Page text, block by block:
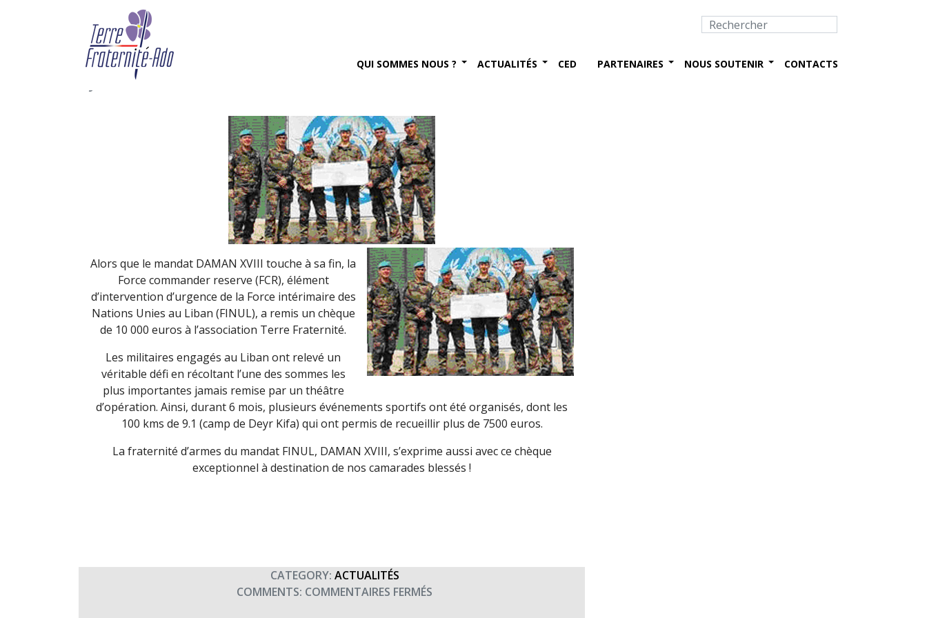
QUI SOMMES NOUS ? ACTUALITÉS CED PARTENAIRES NOUS SOUTENIR CONTACTS
Merci infiniment au mandat DAMAN XVIII pour
son précieux soutien
By Adveris,
Alors que le mandat DAMAN XVIII touche à sa fin, la
Force commander reserve (FCR), élément
d’intervention d’urgence de la Force intérimaire des
Nations Unies au Liban (FINUL), a remis un chèque
de 10 000 euros à l’association Terre Fraternité.
Les militaires engagés au Liban ont relevé un
véritable défi en récoltant l’une des sommes les
plus importantes jamais remise par un théâtre
d’opération. Ainsi, durant 6 mois, plusieurs événements sportifs ont été organisés, dont les
100 kms de 9.1 (camp de Deyr Kifa) qui ont permis de recueillir plus de 7500 euros.
La fraternité d’armes du mandat FINUL, DAMAN XVIII, s’exprime aussi avec ce chèque
exceptionnel à destination de nos camarades blessés !
CATEGORY: ACTUALITÉS
COMMENTS: COMMENTAIRES FERMÉS